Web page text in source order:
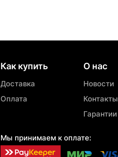
Как купить
Доставка
Оплата
Мы принимаем к оплате:
О нас
Новости
Контакты
Гарантии